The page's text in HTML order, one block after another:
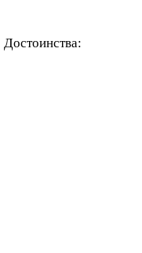
Достоинства: